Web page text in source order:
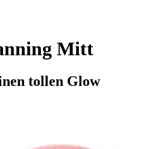
Mitt
tollen Glow